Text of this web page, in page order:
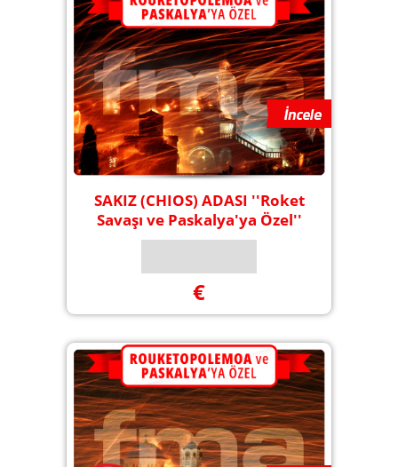
SAKIZ (CHIOS) ADASI ''Roket
Savaşı ve Paskalya'ya Özel''
€